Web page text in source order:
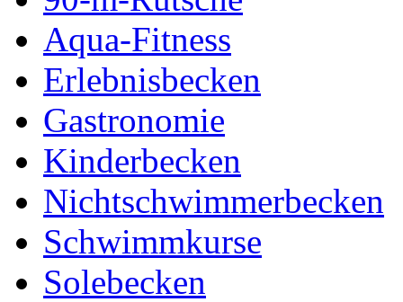
Aqua-Fitness
Erlebnisbecken
Gastronomie
Kinderbecken
Nichtschwimmerbecken
Schwimmkurse
Solebecken